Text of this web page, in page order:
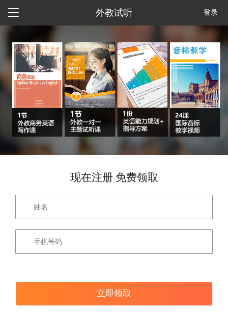
 外教试听 登录
现在注册 免费领取